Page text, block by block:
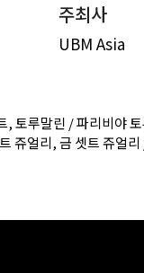
주최사
UBM Asia
, 토루말린 / 파리비야
쥬얼리, 금 셋트 쥬얼